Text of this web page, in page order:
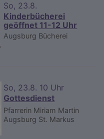
So, 23.8.
Kinderbücherei
geöffnet 11-12 Uhr
Augsburg Bücherei
So, 23.8. 10 Uhr
Gottesdienst
Pfarrerin Miriam Martin
Augsburg St. Markus